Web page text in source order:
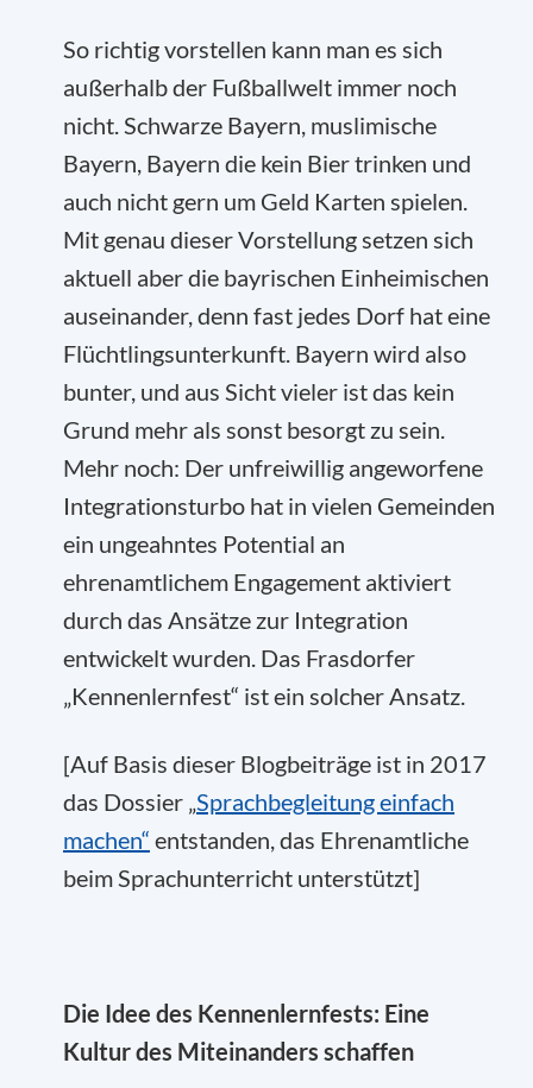
So richtig vorstellen kann man es sich
außerhalb der Fußballwelt immer noch
nicht. Schwarze Bayern, muslimische
Bayern, Bayern die kein Bier trinken und
auch nicht gern um Geld Karten spielen.
Mit genau dieser Vorstellung setzen sich
aktuell aber die bayrischen Einheimischen
auseinander, denn fast jedes Dorf hat eine
Flüchtlingsunterkunft. Bayern wird also
bunter, und aus Sicht vieler ist das kein
Grund mehr als sonst besorgt zu sein.
Mehr noch: Der unfreiwillig angeworfene
Integrationsturbo hat in vielen Gemeinden
ein ungeahntes Potential an
ehrenamtlichem Engagement aktiviert
durch das Ansätze zur Integration
entwickelt wurden. Das Frasdorfer
„Kennenlernfest“ ist ein solcher Ansatz.
[Auf Basis dieser Blogbeiträge ist in 2017
das Dossier „Sprachbegleitung einfach
machen“ entstanden, das Ehrenamtliche
beim Sprachunterricht unterstützt]
Die Idee des Kennenlernfests: Eine
Kultur des Miteinanders schaffen